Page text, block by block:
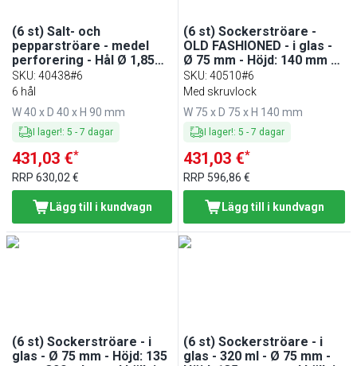
(6 st) Salt- och
pepparströare - medel
perforering - Hål Ø 1,85
mm - glas/rostfritt stål -
40 mm - Höjd: 90 mm
SKU: 40438#6
6 hål
W 40 x D 40 x H 90 mm
I lager!: 5 - 7 dagar
431,03 €*
RRP 630,02 €
Lägg till i kundvagn
(6 st) Sockerströare -
OLD FASHIONED - i glas -
Ø 75 mm - Höjd: 140 mm -
350 ml - med hällpip
SKU:40510#6
Med skruvlock
W 75 x D 75 x H 140 mm
I lager!:5 -7 dagar
431,03 €*
RRP 596,86 €
Lägg till i kundvagn
(6 st) Sockerströare - i
glas - Ø 75 mm - Höjd: 135
(6 st) Sockerströare - i
glas - 320 ml - Ø 75 mm -